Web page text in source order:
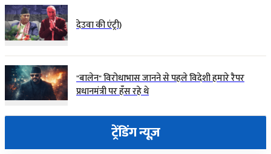
देउवा की एंट्री)
"बालेन" विरोधाभास जानने से पहले विदेशी हमारे रैपर
प्रधानमंत्री पर हँस रहे थे
ट्रेंडिंग न्यूज़